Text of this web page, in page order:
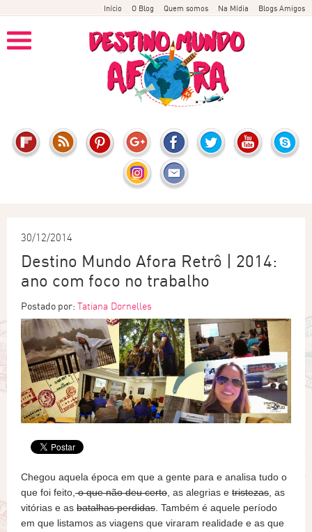
Início O Blog Quem somos Na Mídia Blogs Amigos
30/12/2014
Destino Mundo Afora Retrô | 2014:
ano com foco no trabalho
Postado por: Tatiana Dornelles
Chegou aquela época em que a gente para e analisa tudo o
que foi feito, o que não deu certo , as alegrias e tristezas , as
vitórias e as batalhas perdidas . Também é aquele período
em que listamos as viagens que viraram realidade e as que